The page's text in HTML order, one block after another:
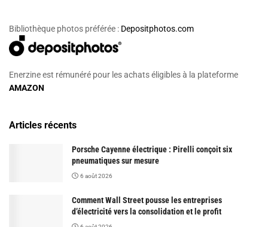
Bibliothèque photos préférée : Depositphotos.com
Enerzine est rémunéré pour les achats éligibles à la plateforme
AMAZON
Articles récents
Porsche Cayenne électrique : Pirelli conçoit six
pneumatiques sur mesure
6 août 2026
Comment Wall Street pousse les entreprises
d’électricité vers la consolidation et le profit